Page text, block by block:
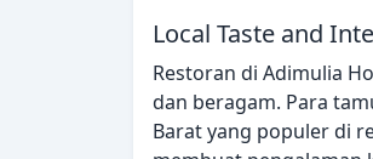
Local Taste and
Restoran di Adimulia
dan beragam. Para
Barat yang populer di